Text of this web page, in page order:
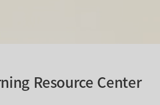
Resource Center